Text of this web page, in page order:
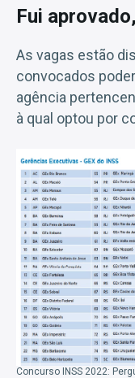
Fui
As vagas estão
convocados
agência
à qual optou por
Concurso INSS 2022: